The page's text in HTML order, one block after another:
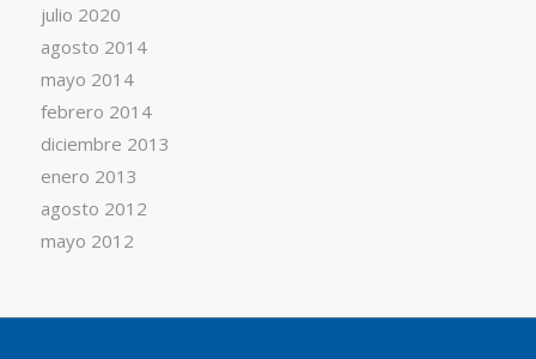
julio 2020
agosto 2014
mayo 2014
febrero 2014
diciembre 2013
enero 2013
agosto 2012
mayo 2012